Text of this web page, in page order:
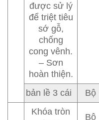
được sử lý
để triệt tiêu
sớ gỗ,
chống
cong vênh.
– Sơn
hoàn thiện.
bản lề 3 cái Bộ
Khóa tròn
Bộ